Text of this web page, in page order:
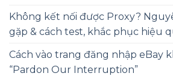
Không kết nối được Proxy?
gặp & cách test, khắc phục hiệu
Cách vào trang đăng nhập eBay
“Pardon Our Interruption”